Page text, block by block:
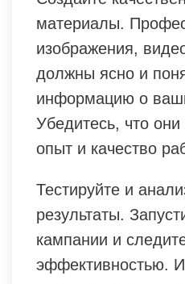
материалы.
изображения,
должны ясно и
информацию о
Убедитесь, что
опыт и качество
Тестируйте и
результаты.
кампании и
эффективностью.